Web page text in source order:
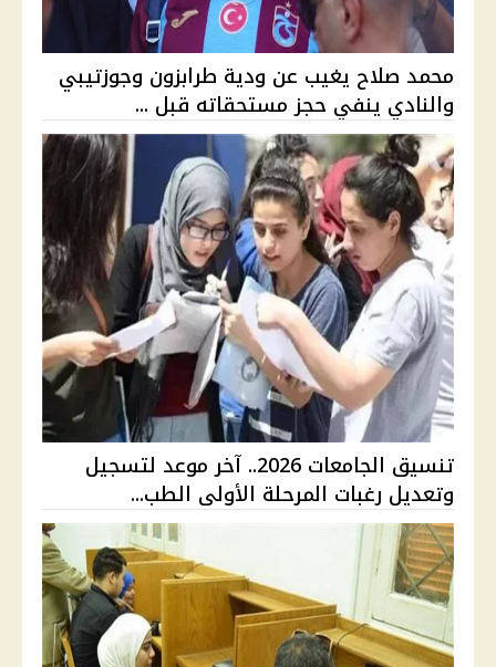
محمد صلاح يغيب عن ودية طرابزون وجوزتيبي
والنادي ينفي حجز مستحقاته قبل ...
تنسيق الجامعات 2026.. آخر موعد لتسجيل
وتعديل رغبات المرحلة الأولى الطب...